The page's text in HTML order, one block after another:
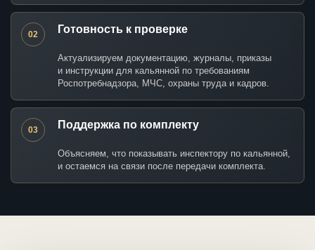
02 Готовность к проверке
Актуализируем документацию, журналы, приказы
и инструкции для кальянной по требованиям
Роспотребнадзора, МЧС, охраны труда и кадров.
03 Поддержка по комплекту
Объясняем, что показывать инспектору по кальянной,
и остаемся на связи после передачи комплекта.